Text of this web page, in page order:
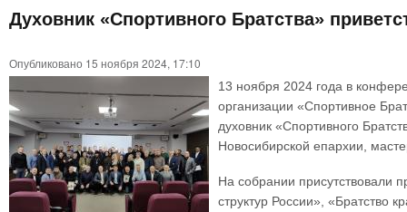
спорта
здесь
Духовник «Спортивного Братства»
Опубликовано 15 ноября 2024, 17:10
13 ноября 2024 года в
организации «Спортивное
духовник «Спортивного
Новосибирской епархии,
На собрании присутствовали
структур России», «Братство